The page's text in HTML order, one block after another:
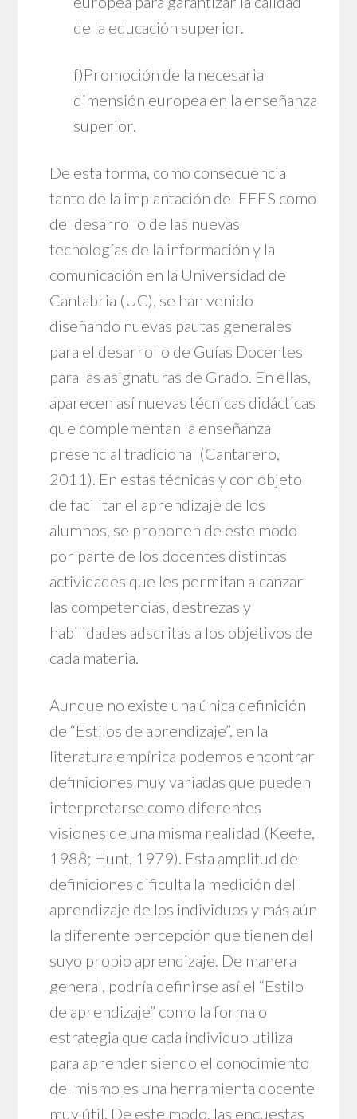
de la educación superior.
f)Promoción de la necesaria
dimensión europea en la enseñanza
superior.
De esta forma, como consecuencia
tanto de la implantación del EEES como
del desarrollo de las nuevas
tecnologías de la información y la
comunicación en la Universidad de
Cantabria (UC), se han venido
diseñando nuevas pautas generales
para el desarrollo de Guías Docentes
para las asignaturas de Grado. En ellas,
aparecen así nuevas técnicas didácticas
que complementan la enseñanza
presencial tradicional (Cantarero,
2011). En estas técnicas y con objeto
de facilitar el aprendizaje de los
alumnos, se proponen de este modo
por parte de los docentes distintas
actividades que les permitan alcanzar
las competencias, destrezas y
habilidades adscritas a los objetivos de
cada materia.
Aunque no existe una única definición
de “Estilos de aprendizaje”, en la
literatura empírica podemos encontrar
definiciones muy variadas que pueden
interpretarse como diferentes
visiones de una misma realidad (Keefe,
1988; Hunt, 1979). Esta amplitud de
definiciones dificulta la medición del
aprendizaje de los individuos y más aún
la diferente percepción que tienen del
suyo propio aprendizaje. De manera
general, podría definirse así el “Estilo
de aprendizaje” como la forma o
estrategia que cada individuo utiliza
para aprender siendo el conocimiento
del mismo es una herramienta docente
muy útil. De este modo, las encuestas